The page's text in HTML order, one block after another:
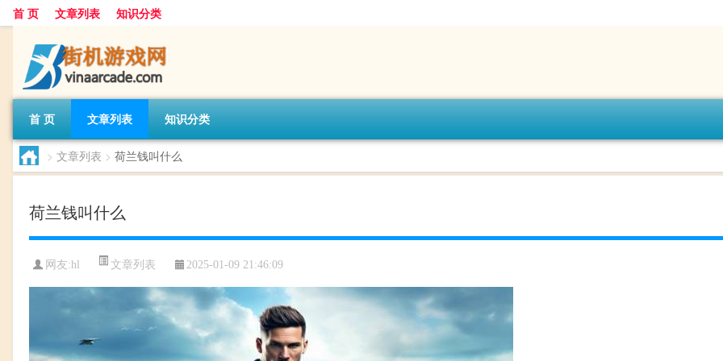
首 页 文章列表 知识分类
首 页 文章列表 知识分类
> 文章列表 > 荷兰钱叫什么
荷兰钱叫什么
网友:hl 文章列表 2025-01-09 21:46:09